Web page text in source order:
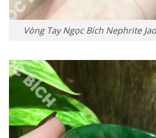
Vòng Tay Ngọc Bích Nephrite